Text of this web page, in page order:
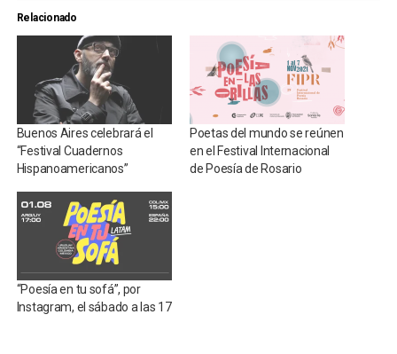
Relacionado
Buenos Aires celebrará el
“Festival Cuadernos
Hispanoamericanos”
Poetas del mundo se reúnen
en el Festival Internacional
de Poesía de Rosario
“Poesía en tu sofá”, por
Instagram, el sábado a las 17